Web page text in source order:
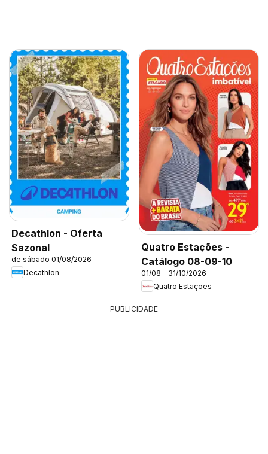
Decathlon - Oferta
Sazonal
de sábado 01/08/2026
Decathlon
Quatro Estações -
Catálogo 08-09-10
01/08 - 31/10/2026
Quatro Estações
PUBLICIDADE